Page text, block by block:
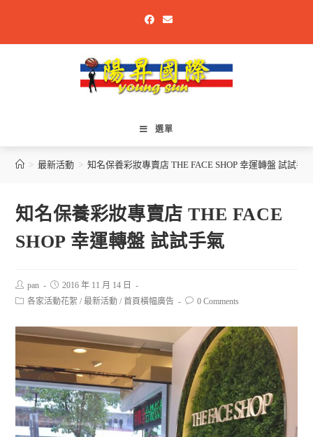
選單
> 最新活動 > 知名保養彩妝專賣店 THE FACE SHOP 幸運轉盤 試試手
知名保養彩妝專賣店 THE FACE
SHOP 幸運轉盤 試試手氣
pan
2016 年 11 月 14 日
各家活動花絮 / 最新活動 / 首頁橫幅廣告 0 Comments